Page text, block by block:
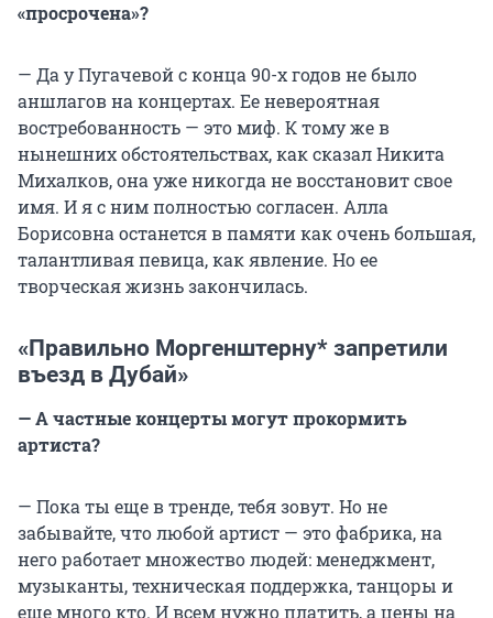
«просрочена»?
— Да у Пугачевой с конца 90-х годов не было
аншлагов на концертах. Ее невероятная
востребованность — это миф. К тому же в
нынешних обстоятельствах, как сказал Никита
Михалков, она уже никогда не восстановит свое
имя. И я с ним полностью согласен. Алла
Борисовна останется в памяти как очень большая,
талантливая певица, как явление. Но ее
творческая жизнь закончилась.
«Правильно Моргенштерну* запретили
въезд в Дубай»
— А частные концерты могут прокормить
артиста?
— Пока ты еще в тренде, тебя зовут. Но не
забывайте, что любой артист — это фабрика, на
него работает множество людей: менеджмент,
музыканты, техническая поддержка, танцоры и
еще много кто. И всем нужно платить, а цены на